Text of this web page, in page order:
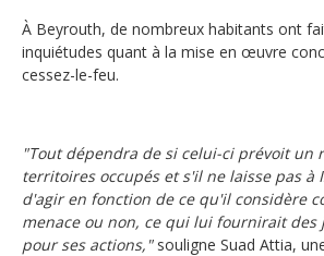
À Beyrouth, de nombreux habitants ont
inquiétudes quant à la mise en œuvre
cessez-le-feu.
"Tout dépendra de si celui-ci prévoit un
territoires occupés et s'il ne laisse pas à
d'agir en fonction de ce qu'il considère
menace ou non, ce qui lui fournirait des
pour ses actions,"souligne Suad Attia,